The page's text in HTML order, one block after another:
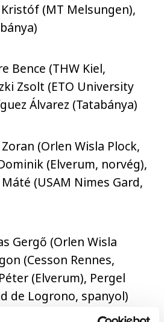
(MT Melsungen),
Bence (THW Kiel,
Zsolt (ETO University
Álvarez (Tatabánya)
(Orlen Wisla Plock,
(Elverum, norvég),
(USAM Nimes Gard,
Gergő (Orlen Wisla
(Cesson Rennes,
(Elverum), Pergel
de Logrono, spanyol)